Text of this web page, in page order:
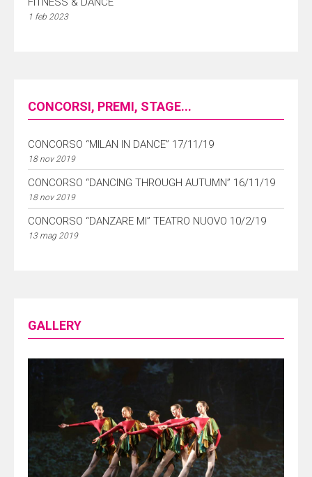
1 feb 2023
CONCORSI, PREMI, STAGE...
CONCORSO “MILAN IN DANCE” 17/11/19
18 nov 2019
CONCORSO “DANCING THROUGH AUTUMN” 16/11/19
18 nov 2019
CONCORSO “DANZARE MI” TEATRO NUOVO 10/2/19
13 mag 2019
GALLERY